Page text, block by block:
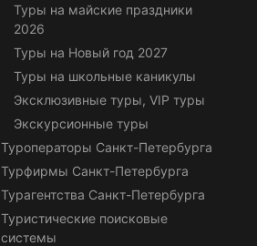
Туры на майские праздники
2026
Туры на Новый год 2027
Туры на школьные каникулы
Эксклюзивные туры, VIP туры
Экскурсионные туры
Туроператоры Санкт-Петербурга
Турфирмы Санкт-Петербурга
Турагентства Санкт-Петербурга
Туристические поисковые
системы